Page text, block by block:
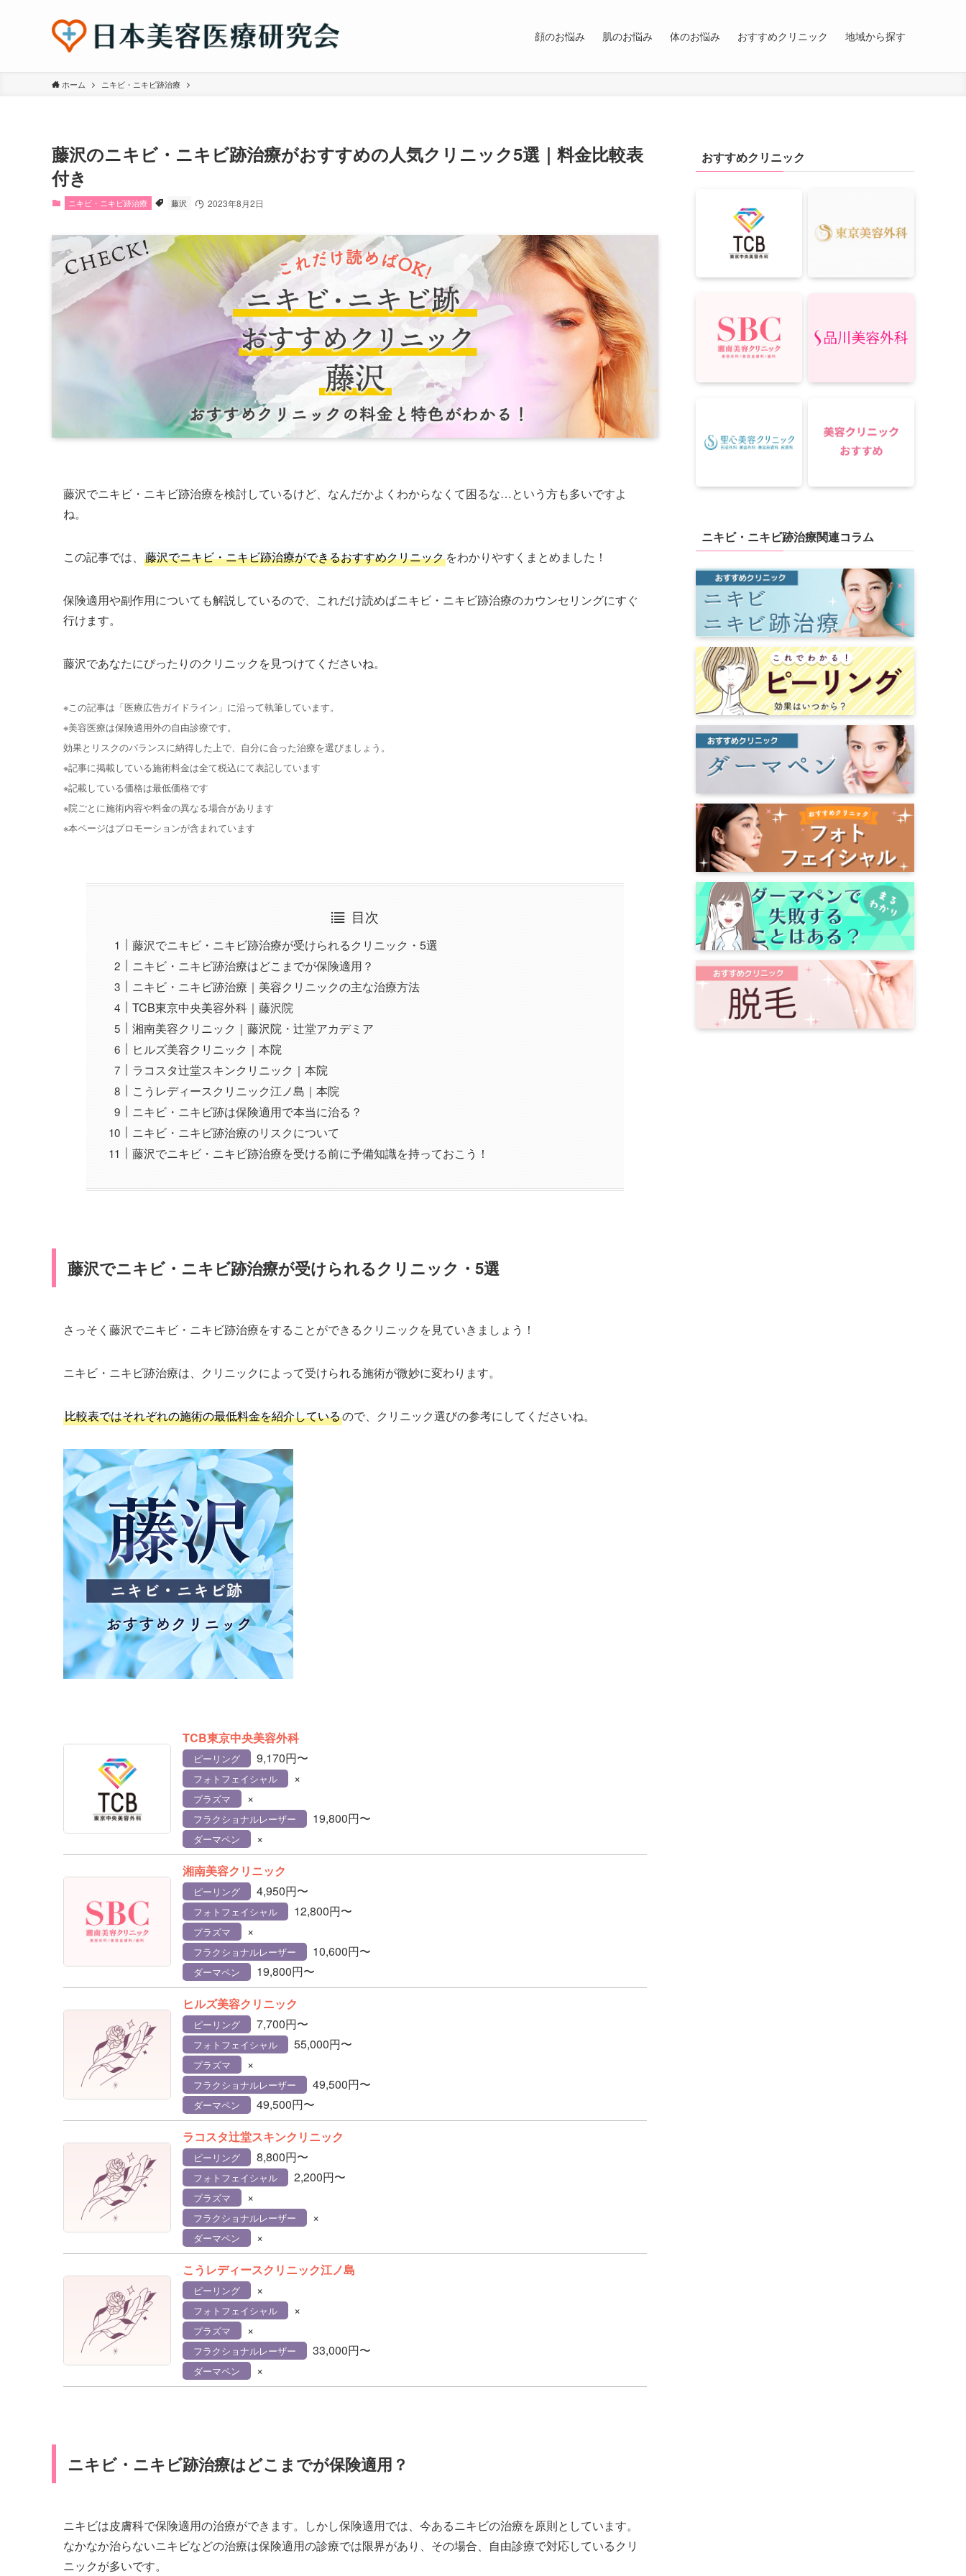
顔のお悩み 肌のお悩み 体のお悩み おすすめクリニック 地域から探す
ホーム ニキビ・ニキビ跡治療
藤沢のニキビ・ニキビ跡治療がおすすめの人気クリニック5選｜料金比較表
付き
ニキビ・ニキビ跡治療 藤沢 2023年8月2日
藤沢でニキビ・ニキビ跡治療を検討しているけど、なんだかよくわからなくて困るな…という方も多いですよ
ね。
この記事では、 藤沢でニキビ・ニキビ跡治療ができるおすすめクリニックをわかりやすくまとめました！
保険適用や副作用についても解説しているので、これだけ読めばニキビ・ニキビ跡治療のカウンセリングにすぐ
行けます。
藤沢であなたにぴったりのクリニックを見つけてくださいね。
※この記事は「医療広告ガイドライン」に沿って執筆しています。
※美容医療は保険適用外の自由診療です。
効果とリスクのバランスに納得した上で、自分に合った治療を選びましょう。
※記事に掲載している施術料金は全て税込にて表記しています
※記載している価格は最低価格です
※院ごとに施術内容や料金の異なる場合があります
※本ページはプロモーションが含まれています
目次
藤沢でニキビ・ニキビ跡治療が受けられるクリニック・5選
ニキビ・ニキビ跡治療はどこまでが保険適用？
ニキビ・ニキビ跡治療｜美容クリニックの主な治療方法
TCB東京中央美容外科｜藤沢院
湘南美容クリニック｜藤沢院・辻堂アカデミア
ヒルズ美容クリニック｜本院
ラコスタ辻堂スキンクリニック｜本院
こうレディースクリニック江ノ島｜本院
ニキビ・ニキビ跡は保険適用で本当に治る？
ニキビ・ニキビ跡治療のリスクについて
藤沢でニキビ・ニキビ跡治療を受ける前に予備知識を持っておこう！
藤沢でニキビ・ニキビ跡治療が受けられるクリニック・5選
さっそく藤沢でニキビ・ニキビ跡治療をすることができるクリニックを見ていきましょう！
ニキビ・ニキビ跡治療は、クリニックによって受けられる施術が微妙に変わります。
比較表ではそれぞれの施術の最低料金を紹介しているので、クリニック選びの参考にしてくださいね。
TCB東京中央美容外科
ピーリング 9,170円〜
フォトフェイシャル ×
プラズマ ×
フラクショナルレーザー 19,800円〜
ダーマペン
×
湘南美容クリニック
ピーリング 4,950円〜
フォトフェイシャル 12,800円〜
プラズマ ×
フラクショナルレーザー 10,600円〜
ダーマペン
19,800円〜
ヒルズ美容クリニック
ピーリング 7,700円〜
フォトフェイシャル 55,000円〜
プラズマ ×
フラクショナルレーザー 49,500円〜
ダーマペン
49,500円〜
ラコスタ辻堂スキンクリニック
ピーリング 8,800円〜
フォトフェイシャル 2,200円〜
プラズマ ×
フラクショナルレーザー ×
ダーマペン
×
こうレディースクリニック江ノ島
ピーリング ×
フォトフェイシャル ×
プラズマ ×
フラクショナルレーザー 33,000円〜
ダーマペン ×
ニキビ・ニキビ跡治療はどこまでが保険適用？
ニキビは皮膚科で保険適用の治療ができます。しかし保険適用では、今あるニキビの治療を原則としています。
なかなか治らないニキビなどの治療は保険適用の診療では限界があり、その場合、自由診療で対応しているクリ
ニックが多いです。
おすすめクリニック
ニキビ・ニキビ跡治療関連コラム